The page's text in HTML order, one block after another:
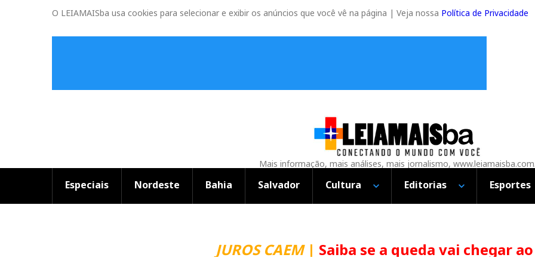
O LEIAMAISba usa cookies para selecionar e exibir os anúncios que você vê na página | Veja nossa Política de Privacidade
Mais informação, mais análises, mais jornalismo,
Especiais Nordeste Bahia Salvador Cultura Editorias Esportes
JUROS CAEM| Saiba se a queda vai chegar ao